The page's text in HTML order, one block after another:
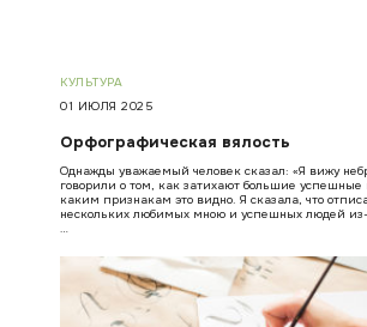
КУЛЬТУРА
01 ИЮЛЯ 2025
Орфографическая вялость
Однажды уважаемый человек сказал: «Я вижу
говорили о том, как затихают большие
каким признакам это видно. Я сказала, что
нескольких любимых мною и успешных людей
…